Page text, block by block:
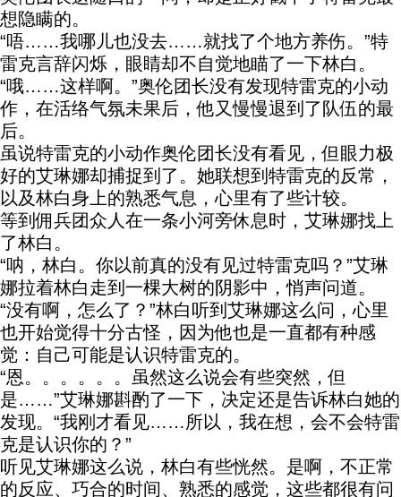
想隐瞒的。
“唔……我哪儿也没去……就找了个地方养伤。”特
雷克言辞闪烁，眼睛却不自觉地瞄了一下林白。
“哦……这样啊。”奥伦团长没有发现特雷克的小动
作，在活络气氛未果后，他又慢慢退到了队伍的最
后。
虽说特雷克的小动作奥伦团长没有看见，但眼力极
好的艾琳娜却捕捉到了。她联想到特雷克的反常，
以及林白身上的熟悉气息，心里有了些计较。
等到佣兵团众人在一条小河旁休息时，艾琳娜找上
了林白。
“呐，林白。你以前真的没有见过特雷克吗？”艾琳
娜拉着林白走到一棵大树的阴影中，悄声问道。
“没有啊，怎么了？”林白听到艾琳娜这么问，心里
也开始觉得十分古怪，因为他也是一直都有种感
觉：自己可能是认识特雷克的。
“恩。。。。。。虽然这么说会有些突然，但
是……”艾琳娜斟酌了一下，决定还是告诉林白她的
发现。“我刚才看见……所以，我在想，会不会特雷
克是认识你的？”
听见艾琳娜这么说，林白有些恍然。是啊，不正常
的反应、巧合的时间、熟悉的感觉，这些都很有问